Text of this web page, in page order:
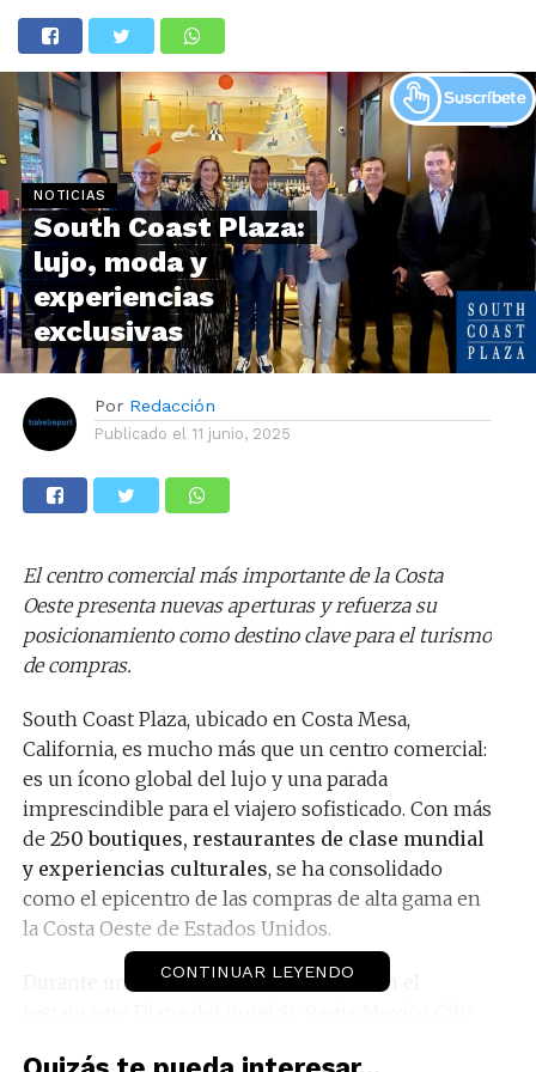
NOTICIAS
South Coast Plaza:
lujo, moda y
experiencias
exclusivas
Por Redacción
Publicado el 11 junio, 2025
El centro comercial más importante de la Costa
Oeste presenta nuevas aperturas y refuerza su
posicionamiento como destino clave para el turismo
de compras.
South Coast Plaza, ubicado en Costa Mesa,
California, es mucho más que un centro comercial:
es un ícono global del lujo y una parada
imprescindible para el viajero sofisticado. Con más
de 250 boutiques, restaurantes de clase mundial
y experiencias culturales, se ha consolidado
como el epicentro de las compras de alta gama en
la Costa Oeste de Estados Unidos.
Durante un exclusivo cóctel realizado en el
CONTINUAR LEYENDO